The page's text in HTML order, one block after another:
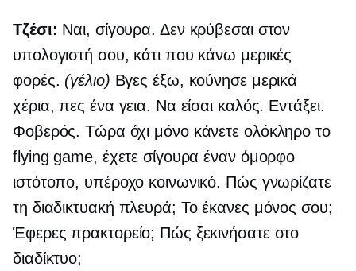
Τζέσι: Ναι, σίγουρα. Δεν κρύβεσαι στον
υπολογιστή σου, κάτι που κάνω μερικές
φορές. (γέλιο) Βγες έξω, κούνησε μερικά
χέρια, πες ένα γεια. Να είσαι καλός. Εντάξει.
Φοβερός. Τώρα όχι μόνο κάνετε ολόκληρο το
flying game, έχετε σίγουρα έναν όμορφο
ιστότοπο, υπέροχο κοινωνικό. Πώς γνωρίζατε
τη διαδικτυακή πλευρά; Το έκανες μόνος σου;
Έφερες πρακτορείο; Πώς ξεκινήσατε στο
διαδίκτυο;